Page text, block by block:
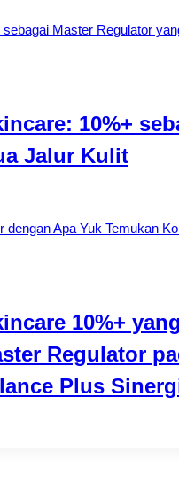
10%+
Jalur Kulit
10%+
Regulator
Plus